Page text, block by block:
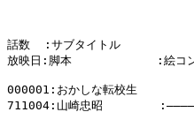
話数  :サブタイトル
放映日:脚本            :絵
000001:おかしな転校生
711004:山崎忠昭